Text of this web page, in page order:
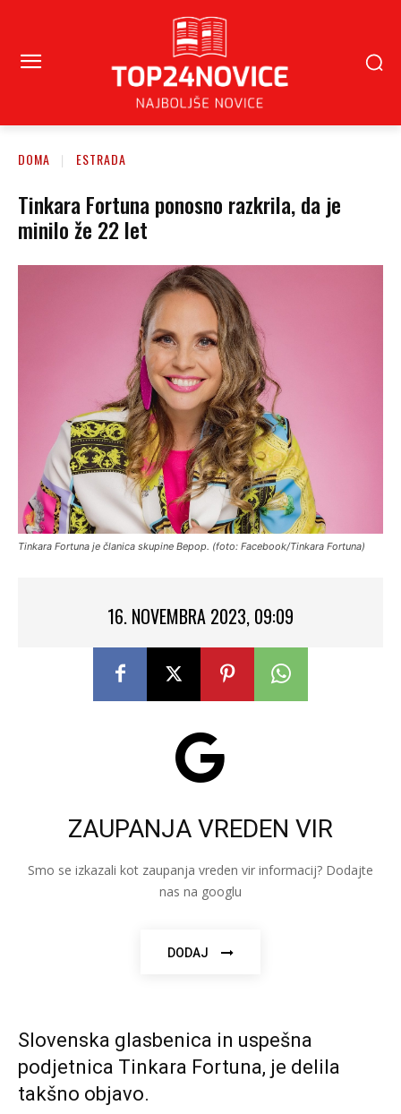
DOMA ESTRADA
Tinkara Fortuna ponosno razkrila, da je
minilo že 22 let
Tinkara Fortuna je članica skupine Bepop. (foto: Facebook/Tinkara Fortuna)
16. NOVEMBRA 2023, 09:09
ZAUPANJA VREDEN VIR
Smo se izkazali kot zaupanja vreden vir informacij? Dodajte
nas na googlu
DODAJ
Slovenska glasbenica in uspešna
podjetnica Tinkara Fortuna, je delila
takšno objavo.